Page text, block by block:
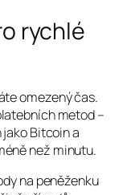
rychlé
omezený čas.
metod –
Bitcoin a
než minutu.
na peněženku